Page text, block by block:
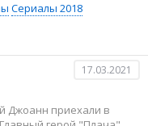
Сериалы 2018
17.03.2021
Джоанн приехали в